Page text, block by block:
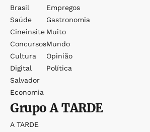
Brasil
Saúde
Cineinsite
Concursos
Cultura
Digital
Salvador
Economia
Empregos
Gastronomia
Muito
Mundo
Opinião
Política
GrupoA TARDE
A TARDE